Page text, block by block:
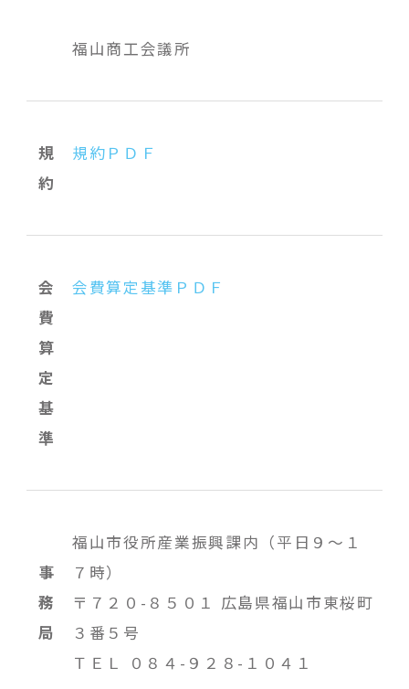
福山商工会議所
規
約
規約ＰＤＦ
会
費
算
定
基
準
会費算定基準ＰＤＦ
事
務
局
福山市役所産業振興課内（平日９～１
７時）
〒７２０-８５０１ 広島県福山市東桜町
３番５号
ＴＥＬ ０８４-９２８-１０４１